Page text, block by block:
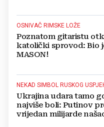
OSNIVAČ RIMSKE LOŽE
Poznatom gitaristu
katolički sprovod: Bio
MASON!
NEKAD SIMBOL RUSKOG
Ukrajina udara tamo
najviše boli: Putinov
vrijedan milijarde